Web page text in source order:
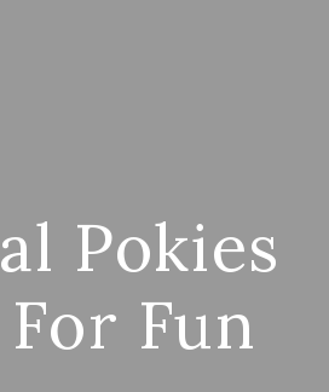
Pokies
Fun